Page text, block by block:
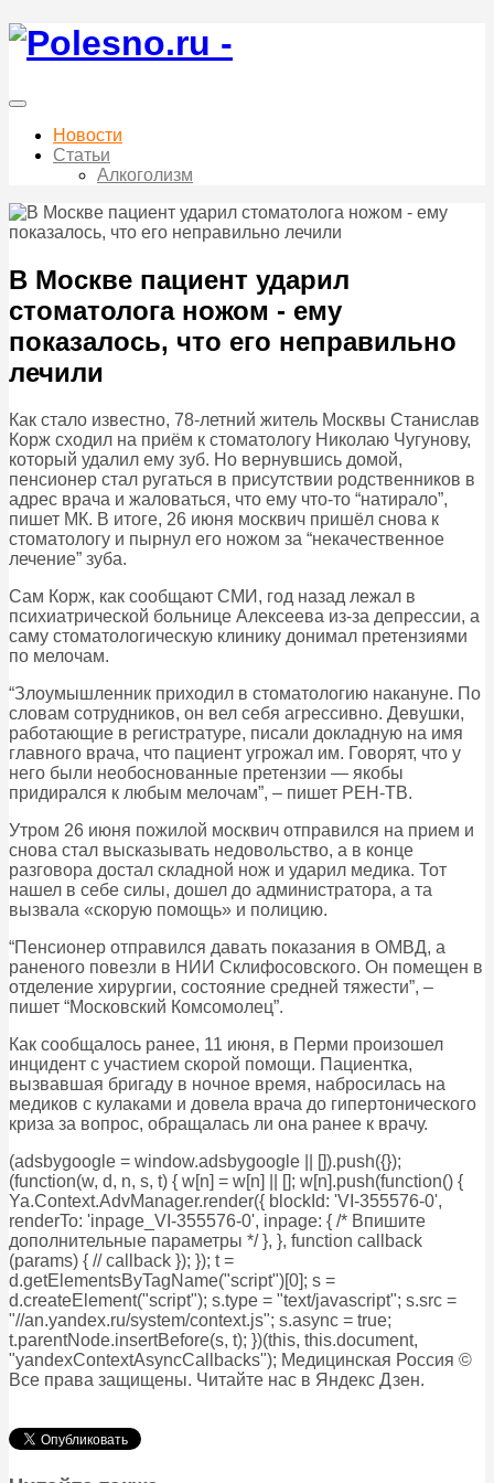
Новости
Статьи
Алкоголизм
В Москве пациент ударил
стоматолога ножом - ему
показалось, что его неправильно
лечили
Как стало известно, 78-летний житель Москвы Станислав
Корж сходил на приём к стоматологу Николаю Чугунову,
который удалил ему зуб. Но вернувшись домой,
пенсионер стал ругаться в присутствии родственников в
адрес врача и жаловаться, что ему что-то “натирало”,
пишет МК. В итоге, 26 июня москвич пришёл снова к
стоматологу и пырнул его ножом за “некачественное
лечение” зуба.
Сам Корж, как сообщают СМИ, год назад лежал в
психиатрической больнице Алексеева из-за депрессии, а
саму стоматологическую клинику донимал претензиями
по мелочам.
“Злоумышленник приходил в стоматологию накануне. По
словам сотрудников, он вел себя агрессивно. Девушки,
работающие в регистратуре, писали докладную на имя
главного врача, что пациент угрожал им. Говорят, что у
него были необоснованные претензии — якобы
придирался к любым мелочам”, – пишет РЕН-ТВ.
Утром 26 июня пожилой москвич отправился на прием и
снова стал высказывать недовольство, а в конце
разговора достал складной нож и ударил медика. Тот
нашел в себе силы, дошел до администратора, а та
вызвала «скорую помощь» и полицию.
“Пенсионер отправился давать показания в ОМВД, а
раненого повезли в НИИ Склифосовского. Он помещен в
отделение хирургии, состояние средней тяжести”, –
пишет “Московский Комсомолец”.
Как сообщалось ранее, 11 июня, в Перми произошел
инцидент с участием скорой помощи. Пациентка,
вызвавшая бригаду в ночное время, набросилась на
медиков с кулаками и довела врача до гипертонического
криза за вопрос, обращалась ли она ранее к врачу.
(adsbygoogle = window.adsbygoogle || []).push({});
(function(w, d, n, s, t) { w[n] = w[n] || []; w[n].push(function() {
Ya.Context.AdvManager.render({ blockId: 'VI-355576-0',
renderTo: 'inpage_VI-355576-0', inpage: { /* Впишите
дополнительные параметры */ }, }, function callback
(params) { // callback }); }); t =
d.getElementsByTagName("script")[0]; s =
d.createElement("script"); s.type = "text/javascript"; s.src =
"//an.yandex.ru/system/context.js"; s.async = true;
t.parentNode.insertBefore(s, t); })(this, this.document,
"yandexContextAsyncCallbacks"); Медицинская Россия ©
Все права защищены. Читайте нас в Яндекс Дзен.